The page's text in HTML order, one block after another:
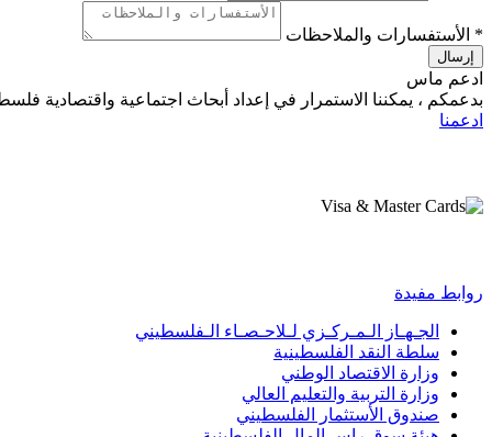
* الأستفسارات والملاحظات
إرسال
ادعم ماس
بدعمكم ، يمكننا الاستمرار في إعداد أبحاث اجتماعية واقتصادية
ادعمنا
روابط مفيدة
الجـهـاز الـمـركـزي لـلاحـصـاء الـفلسطيني
سلطة النقد الفلسطينية
وزارة الاقتصاد الوطني
وزارة التربية والتعليم العالي
صندوق الأستثمار الفلسطيني